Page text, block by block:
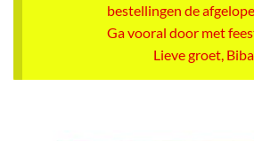
bestellingen de
Ga vooral door met
Lieve groet, Biba